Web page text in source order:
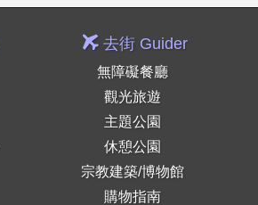
去街 Guider
無障礙餐廳
觀光旅遊
主題公園
休憩公園
宗教建築/博物館
購物指南